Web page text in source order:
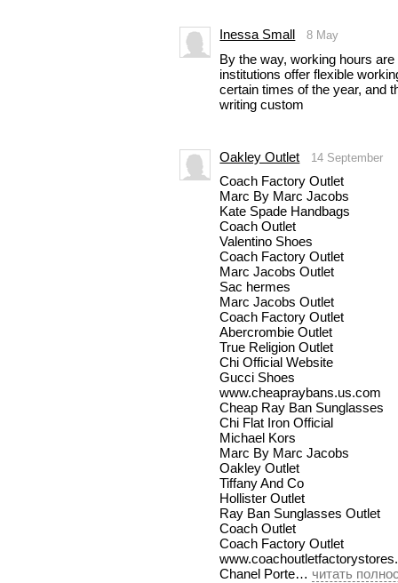
Inessa Small 8 May
By the way, working hours
institutions offer flexible
certain times of the year, and
writing custom
Oakley Outlet 14 September
Coach Factory Outlet
Marc By Marc Jacobs
Kate Spade Handbags
Coach Outlet
Valentino Shoes
Coach Factory Outlet
Marc Jacobs Outlet
Sac hermes
Marc Jacobs Outlet
Coach Factory Outlet
Abercrombie Outlet
True Religion Outlet
Chi Official Website
Gucci Shoes
www.cheapraybans.us.com
Cheap Ray Ban Sunglasses
Chi Flat Iron Official
Michael Kors
Marc By Marc Jacobs
Oakley Outlet
Tiffany And Co
Hollister Outlet
Ray Ban Sunglasses Outlet
Coach Outlet
Coach Factory Outlet
Chanel Porte… читать